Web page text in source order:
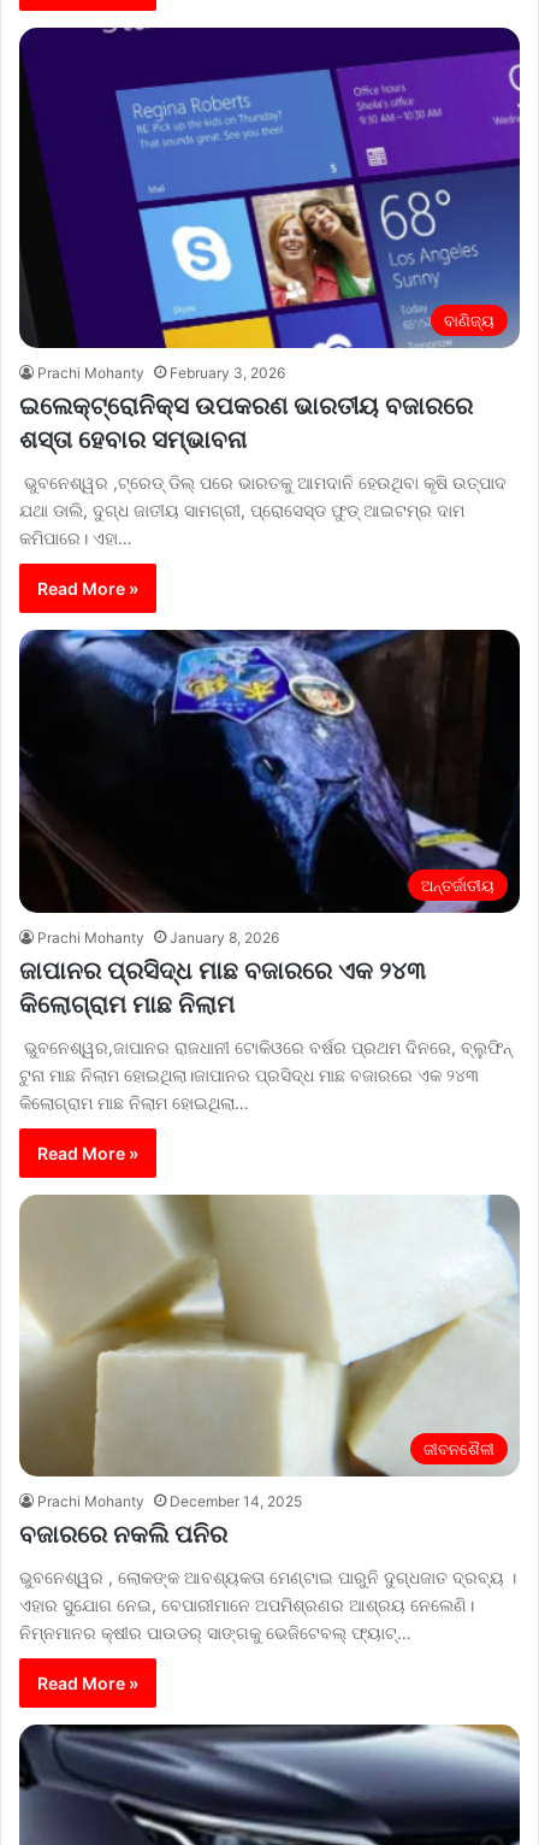
ବାଣିଜ୍ୟ
Prachi Mohanty February 3, 2026
ଇଲେକ୍ଟ୍ରୋନିକ୍ସ ଉପକରଣ ଭାରତୀୟ ବଜାରରେ
ଶସ୍ତା ହେବାର ସମ୍ଭାବନା
ଭୁବନେଶ୍ୱର ,ଟ୍ରେଡ୍ ଡିଲ୍ ପରେ ଭାରତକୁ ଆମଦାନି ହେଉଥିବା କୃଷି ଉତ୍ପାଦ
ଯଥା ଡାଲି, ଦୁଗ୍ଧ ଜାତୀୟ ସାମଗ୍ରୀ, ପ୍ରୋସେସ୍ଡ ଫୁଡ୍ ଆଇଟମ୍‌ର ଦାମ
କମିପାରେ। ଏହା…
Read More »
ଅନ୍ତର୍ଜାତୀୟ
Prachi Mohanty January 8, 2026
ଜାପାନର ପ୍ରସିଦ୍ଧ ମାଛ ବଜାରରେ ଏକ ୨୪୩
କିଲୋଗ୍ରାମ ମାଛ ନିଲାମ
ଭୁବନେଶ୍ୱର,ଜାପାନର ରାଜଧାନୀ ଟୋକିଓରେ ବର୍ଷର ପ୍ରଥମ ଦିନରେ, ବ୍ଲୁଫିନ୍
ଟୁନା ମାଛ ନିଲାମ ହୋଇଥିଲା।ଜାପାନର ପ୍ରସିଦ୍ଧ ମାଛ ବଜାରରେ ଏକ ୨୪୩
କିଲୋଗ୍ରାମ ମାଛ ନିଲାମ ହୋଇଥିଲା…
Read More »
ଜୀବନଶୈଳୀ
Prachi Mohanty December 14, 2025
ବଜାରରେ ନକଲି ପନିର
ଭୁବନେଶ୍ୱର , ଲୋକଙ୍କ ଆବଶ୍ୟକତା ମେଣ୍ଟାଇ ପାରୁନି ଦୁଗ୍ଧଜାତ ଦ୍ରବ୍ୟ ।
ଏହାର ସୁଯୋଗ ନେଇ, ବେପାରୀମାନେ ଅପମିଶ୍ରଣର ଆଶ୍ରୟ ନେଲେଣି।
ନିମ୍ନମାନର କ୍ଷୀର ପାଉଡର୍ ସାଙ୍ଗକୁ ଭେଜିଟେବଲ୍ ଫ୍ୟାଟ୍…
Read More »